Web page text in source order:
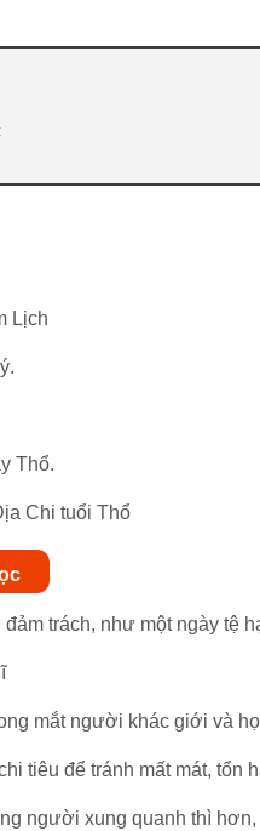
Lịch
Thổ.
Chi tuổi Thổ
trách, như một ngày tệ
mắt người khác giới và
tiêu để tránh mất mát, tổn
người xung quanh thì